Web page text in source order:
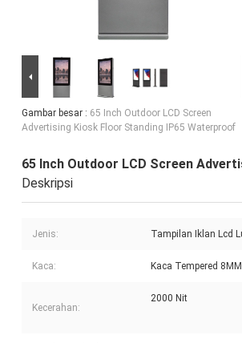
Gambar besar : 65 Inch Outdoor LCD Screen
Advertising Kiosk Floor Standing IP65 Waterproof
65 Inch Outdoor LCD Screen
Deskripsi
Jenis: Tampilan Iklan Lcd
Kaca: Kaca Tempered 8MM
Kecerahan:
2000 Nit